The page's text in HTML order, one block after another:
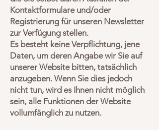
Kontaktformulare und/oder
Registrierung für unseren Newsletter
zur Verfügung stellen.
Es besteht keine Verpflichtung, jene
Daten, um deren Angabe wir Sie auf
unserer Website bitten, tatsächlich
anzugeben. Wenn Sie dies jedoch
nicht tun, wird es Ihnen nicht möglich
sein, alle Funktionen der Website
vollumfänglich zu nutzen.